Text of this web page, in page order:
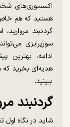
اکسسوری‌های
هستید که هم خاص
گردنبند
سورپرایزی
ادامه، بهترین
هدیه‌ای بخرید
ببینید.
گردنبند
شاید در نگاه اول